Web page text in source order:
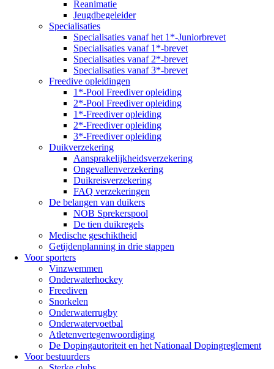
Reanimatie
Jeugdbegeleider
Specialisaties
Specialisaties vanaf het 1*-Juniorbrevet
Specialisaties vanaf 1*-brevet
Specialisaties vanaf 2*-brevet
Specialisaties vanaf 3*-brevet
Freedive opleidingen
1*-Pool Freediver opleiding
2*-Pool Freediver opleiding
1*-Freediver opleiding
2*-Freediver opleiding
3*-Freediver opleiding
Duikverzekering
Aansprakelijkheidsverzekering
Ongevallenverzekering
Duikreisverzekering
FAQ verzekeringen
De belangen van duikers
NOB Sprekerspool
De tien duikregels
Medische geschiktheid
Getijdenplanning in drie stappen
Voor sporters
Vinzwemmen
Onderwaterhockey
Freediven
Snorkelen
Onderwaterrugby
Onderwatervoetbal
Atletenvertegenwoordiging
De Dopingautoriteit en het Nationaal Dopingreglement
Voor bestuurders